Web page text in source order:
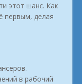
этот шанс. Как
первым, делая
в рабочий